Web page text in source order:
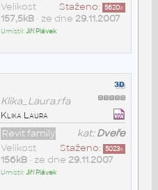
Staženo: 5620x
Velikost
157,5kB• ze dne 29.11.2007
Umístil:Jiří Plávek
Klika_Laura.rfa
Klika Laura
kat:Dveře
Revit family
Staženo: 5023x
Velikost
156kB• ze dne 29.11.2007
Umístil:Jiří Plávek